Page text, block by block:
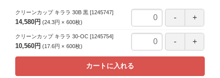
クリーンカップ キララ 30B 黒 [1245747]
14,580円 24.3円 600枚
クリーンカップ キララ 30-OC [1245754]
10,560円 17.6円 600枚
カートに入れる